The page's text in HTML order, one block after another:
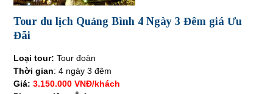
Tour du lịch Quảng Bình 4 Ngày 3 Đêm giá Ưu
Đãi
Loại tour: Tour đoàn
Thời gian: 4 ngày 3 đêm
Giá: 3.150.000 VNĐ/khách